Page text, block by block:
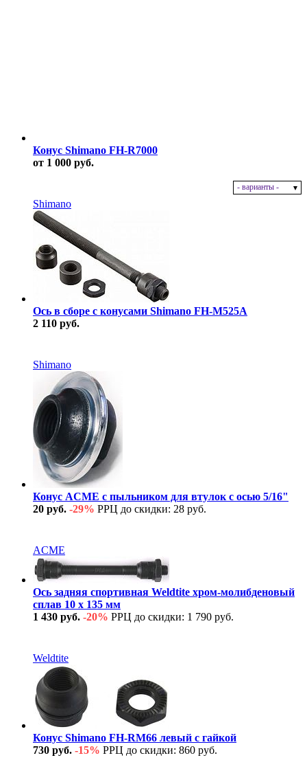
Конус Shimano FH-R7000
от 1 000 руб.
- варианты -
Shimano
Ось в сборе с конусами Shimano FH-M525A
2 110 руб.
Shimano
Конус ACME с пыльником для втулок с осью 5/16"
20 руб. -29% РРЦ до скидки: 28 руб.
ACME
Ось задняя спортивная Weldtite хром-молибденовый
сплав 10 х 135 мм
1 430 руб. -20% РРЦ до скидки: 1 790 руб.
Weldtite
Конус Shimano FH-RM66 левый с гайкой
730 руб. -15% РРЦ до скидки: 860 руб.